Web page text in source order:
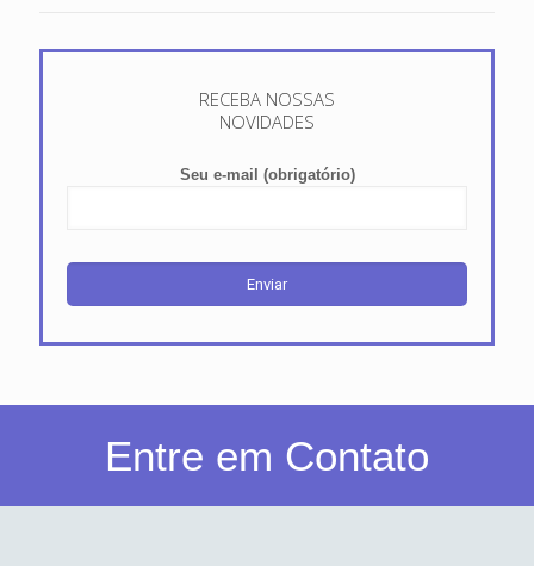
RECEBA NOSSAS
NOVIDADES
Seu e-mail (obrigatório)
Entre em Contato